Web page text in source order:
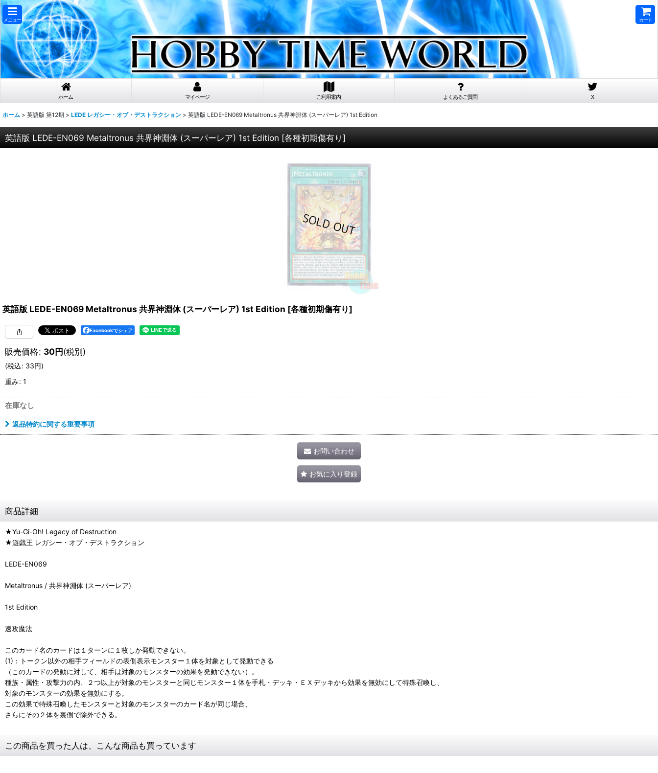
メニュー カート
ホーム マイページ ご利用案内 よくあるご質問 X
ホーム > 英語版 第12期 > LEDE レガシー・オブ・デストラクション > 英語版 LEDE-EN069 Metaltronus 共界神淵体 (スーパーレア) 1st Edition
英語版 LEDE-EN069 Metaltronus 共界神淵体 (スーパーレア) 1st Edition [各種初期傷有り]
英語版 LEDE-EN069 Metaltronus 共界神淵体 (スーパーレア) 1st Edition [各種初期傷有り]
Facebookでシェア
販売価格: 30円(税別)
(税込: 33円)
重み: 1
在庫なし
返品特約に関する重要事項
お問い合わせ
お気に入り登録
商品詳細
★Yu-Gi-Oh! Legacy of Destruction
★遊戯王 レガシー・オブ・デストラクション
LEDE-EN069
Metaltronus / 共界神淵体 (スーパーレア)
1st Edition
速攻魔法
このカード名のカードは１ターンに１枚しか発動できない。
(1)：トークン以外の相手フィールドの表側表示モンスター１体を対象として発動できる
（このカードの発動に対して、相手は対象のモンスターの効果を発動できない）。
種族・属性・攻撃力の内、２つ以上が対象のモンスターと同じモンスター１体を手札・デッキ・ＥＸデッキから効果を無効にして特殊召喚し、
対象のモンスターの効果を無効にする。
この効果で特殊召喚したモンスターと対象のモンスターのカード名が同じ場合、
さらにその２体を裏側で除外できる。
この商品を買った人は、こんな商品も買っています